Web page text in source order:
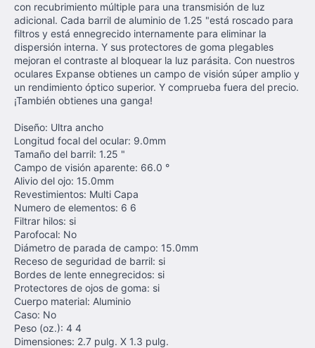
con recubrimiento múltiple para una transmisión de luz
adicional. Cada barril de aluminio de 1.25 "está roscado para
filtros y está ennegrecido internamente para eliminar la
dispersión interna. Y sus protectores de goma plegables
mejoran el contraste al bloquear la luz parásita. Con nuestros
oculares Expanse obtienes un campo de visión súper amplio y
un rendimiento óptico superior. Y comprueba fuera del precio.
¡También obtienes una ganga!
Diseño: Ultra ancho
Longitud focal del ocular: 9.0mm
Tamaño del barril: 1.25 "
Campo de visión aparente: 66.0 °
Alivio del ojo: 15.0mm
Revestimientos: Multi Capa
Numero de elementos: 6 6
Filtrar hilos: si
Parofocal: No
Diámetro de parada de campo: 15.0mm
Receso de seguridad de barril: si
Bordes de lente ennegrecidos: si
Protectores de ojos de goma: si
Cuerpo material: Aluminio
Caso: No
Peso (oz.): 4 4
Dimensiones: 2.7 pulg. X 1.3 pulg.